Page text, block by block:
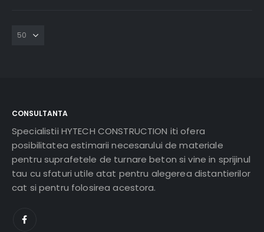
CONSULTANTA
Specialistii HYTECH CONSTRUCTION iti ofera
posibilitatea estimarii necesarului de materiale
pentru suprafetele de turnare beton si vine in sprijinul
tau cu sfaturi utile atat pentru alegerea distantierilor
cat si pentru folosirea acestora.